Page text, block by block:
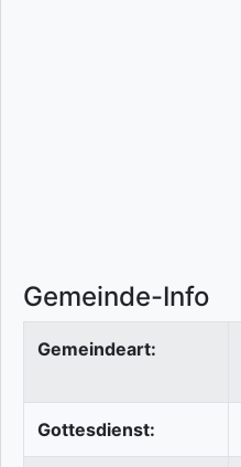
Gemeinde-Info
Gemeindeart:
Gottesdienst: